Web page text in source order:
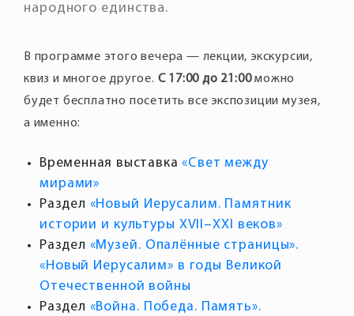
народного единства.
В программе этого вечера — лекции, экскурсии,
квиз и многое другое. С 17:00 до 21:00можно
будет бесплатно посетить все экспозиции музея,
а именно:
Временная выставка«Свет между
мирами»
Раздел «Новый Иерусалим. Памятник
истории и культуры XVII–XXI веков»
Раздел «Музей. Опалённые страницы».
«Новый Иерусалим» в годы Великой
Отечественной войны
Раздел «Война. Победа. Память».